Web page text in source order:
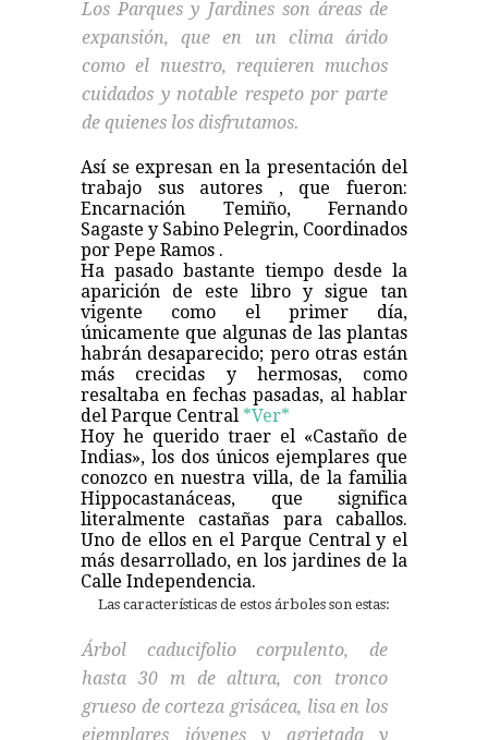
Los Parques y Jardines son áreas de
expansión, que en un clima árido
como el nuestro, requieren muchos
cuidados y notable respeto por parte
de quienes los disfrutamos.
Así se expresan en la presentación del
trabajo sus autores , que fueron:
Encarnación Temiño, Fernando
Sagaste y Sabino Pelegrin, Coordinados
por Pepe Ramos .
Ha pasado bastante tiempo desde la
aparición de este libro y sigue tan
vigente como el primer día,
únicamente que algunas de las plantas
habrán desaparecido; pero otras están
más crecidas y hermosas, como
resaltaba en fechas pasadas, al hablar
del Parque Central *Ver*
Hoy he querido traer el «Castaño de
Indias», los dos únicos ejemplares que
conozco en nuestra villa, de la familia
Hippocastanáceas, que significa
literalmente castañas para caballos.
Uno de ellos en el Parque Central y el
más desarrollado, en los jardines de la
Calle Independencia.
Las características de estos árboles son estas:
Árbol caducifolio corpulento, de
hasta 30 m de altura, con tronco
grueso de corteza grisácea, lisa en los
ejemplares jóvenes y agrietada y